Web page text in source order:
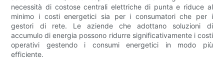
necessità di costose centrali elettriche di punta e riduce al
minimo i costi energetici sia per i consumatori che per i
gestori di rete. Le aziende che adottano soluzioni di
accumulo di energia possono ridurre significativamente i costi
operativi gestendo i consumi energetici in modo più
efficiente.